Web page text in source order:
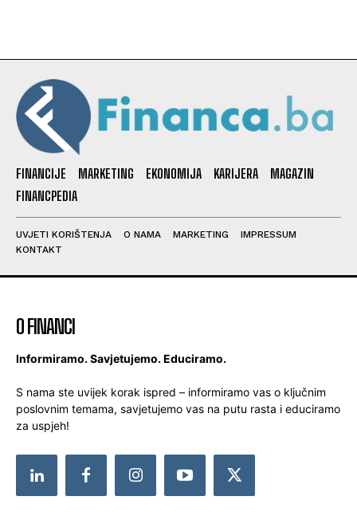
FINANCIJE MARKETING EKONOMIJA KARIJERA
MAGAZIN
FINANCPEDIA
UVJETI KORIŠTENJA O NAMA MARKETING
IMPRESSUM
KONTAKT
O FINANCI
Informiramo. Savjetujemo. Educiramo.
S nama ste uvijek korak ispred – informiramo vas o ključnim
poslovnim temama, savjetujemo vas na putu rasta i educiramo
za uspjeh!